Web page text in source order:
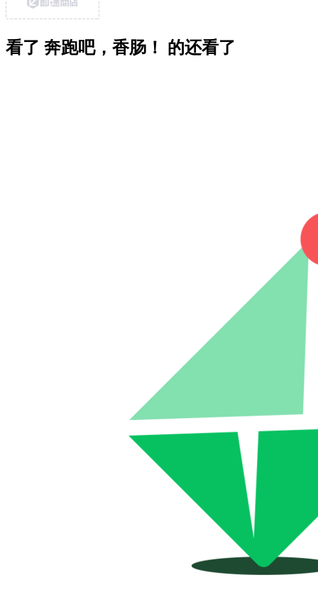
看了 奔跑吧，香肠！ 的还看了